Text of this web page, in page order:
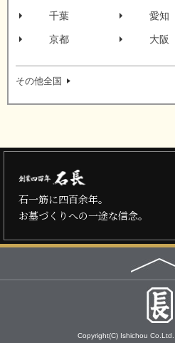
千葉 愛知
京都 大阪
その他全国
石一筋に四百余年。
お墓づくりへの一途な信念。
Copyright(C) Ishichou Co.Ltd.